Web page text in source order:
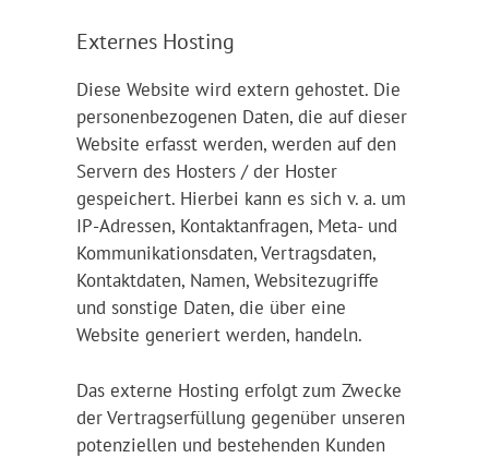
Externes Hosting
Diese Website wird extern gehostet. Die
personenbezogenen Daten, die auf dieser
Website erfasst werden, werden auf den
Servern des Hosters / der Hoster
gespeichert. Hierbei kann es sich v. a. um
IP-Adressen, Kontaktanfragen, Meta- und
Kommunikationsdaten, Vertragsdaten,
Kontaktdaten, Namen, Websitezugriffe
und sonstige Daten, die über eine
Website generiert werden, handeln.
Das externe Hosting erfolgt zum Zwecke
der Vertragserfüllung gegenüber unseren
potenziellen und bestehenden Kunden